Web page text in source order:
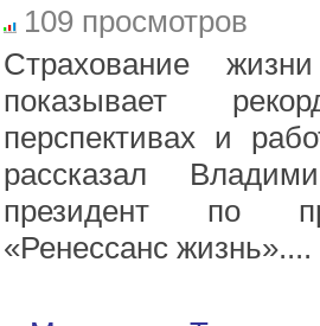
109 просмотров
Страхование
показывает
перспективах и
рассказал
президент по
«Ренессанс жизнь»....